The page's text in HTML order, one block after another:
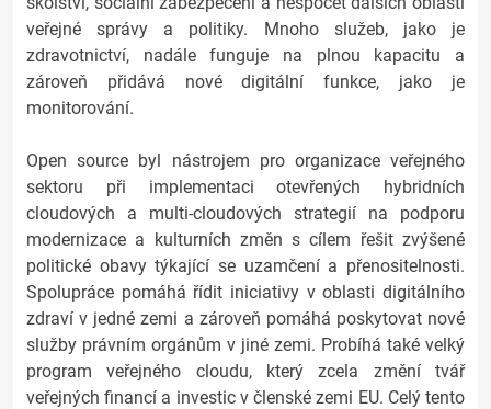
veřejné správy a politiky. Mnoho služeb, jako je
zdravotnictví, nadále funguje na plnou kapacitu a
zároveň přidává nové digitální funkce, jako je
monitorování.
Open source byl nástrojem pro organizace veřejného
sektoru při implementaci otevřených hybridních
cloudových a multi-cloudových strategií na podporu
modernizace a kulturních změn s cílem řešit zvýšené
politické obavy týkající se uzamčení a přenositelnosti.
Spolupráce pomáhá řídit iniciativy v oblasti digitálního
zdraví v jedné zemi a zároveň pomáhá poskytovat nové
služby právním orgánům v jiné zemi. Probíhá také velký
program veřejného cloudu, který zcela změní tvář
veřejných financí a investic v členské zemi EU. Celý tento